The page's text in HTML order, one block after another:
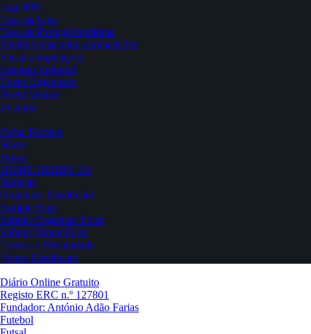
Liga BPI
Taça da Liga
Taça de Portugal feminina
Futebol masculino competições
Futsal competições
Estatuto Editorial
Event Organizers
Event Venues
Eventos
Ficha Técnica
Home
Home
HOME DERBY 2.0
Notícias
Organizer Dashboard
Sample Page
Submit Organizer Form
Submit Venue Form
Termos e Privacidade
Venue Dashboard
Diário Online Gratuito
Registo ERC n.º 127801
Fundador: António Adão Farias
Futebol